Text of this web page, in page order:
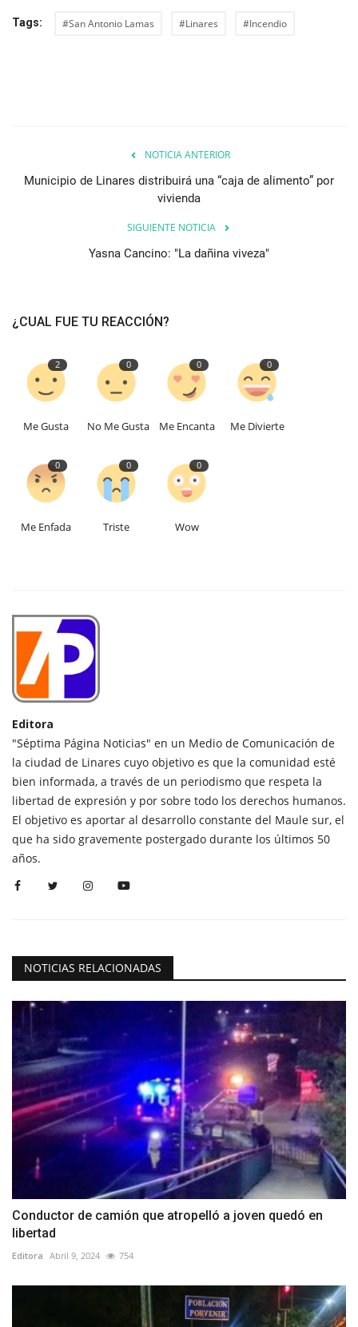
Tags: #San Antonio Lamas #Linares #Incendio
NOTICIA ANTERIOR
Municipio de Linares distribuirá una “caja de alimento” por
vivienda
SIGUIENTE NOTICIA
Yasna Cancino: "La dañina viveza"
¿CUAL FUE TU REACCIÓN?
2
Me Gusta
0
No Me Gusta
0
Me Encanta
0
Me Divierte
0
Me Enfada
0
Triste
0
Wow
Editora
"Séptima Página Noticias" en un Medio de Comunicación de
la ciudad de Linares cuyo objetivo es que la comunidad esté
bien informada, a través de un periodismo que respeta la
libertad de expresión y por sobre todo los derechos humanos.
El objetivo es aportar al desarrollo constante del Maule sur, el
que ha sido gravemente postergado durante los últimos 50
años.
NOTICIAS RELACIONADAS
Conductor de camión que atropelló a joven quedó en
libertad
Editora Abril 9, 2024 754